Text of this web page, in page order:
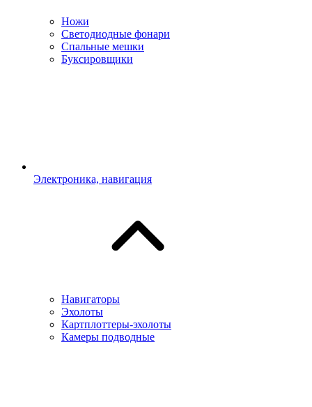
Ножи
Светодиодные фонари
Спальные мешки
Буксировщики
Электроника, навигация
Навигаторы
Эхолоты
Картплоттеры-эхолоты
Камеры подводные